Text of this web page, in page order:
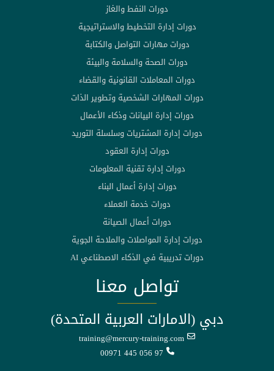
دورات النفط والغاز
دورات إدارة التخطيط والاستراتيجية
دورات مهارات التواصل والكتابة
دورات الصحة والسلامة والبيئة
دورات المعاملات القانونية والقضاء
دورات المهارات الشخصية وتطوير الذات
دورات إدارة البيانات وذكاء الأعمال
دورات إدارة المشتريات وسلسلة التوريد
دورات إدارة العقود
دورات إدارة تقنية المعلومات
دورات إدارة أعمال البناء
دورات خدمة العملاء
دورات أعمال الصيانة
دورات إدارة المواصلات والملاحة الجوية
دورات تدريبية في الذكاء الاصطناعي AI
تواصل معنا
دبي (الامارات العربية المتحدة)
training@mercury-training.com
00971 445 056 97